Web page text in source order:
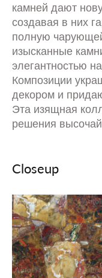
камней дают
создавая в них
полную
изысканные
элегантностью
Композиции
декором и
Эта изящная
решения
Closeup